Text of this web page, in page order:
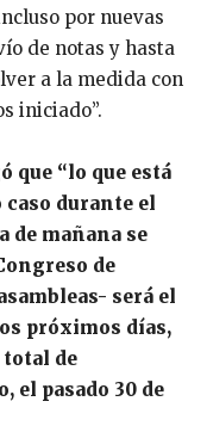
por nuevas
de notas y hasta
a la medida con
iniciado”.
que “lo que está
caso durante el
de mañana se
de
será el
próximos días,
total de
el pasado 30 de